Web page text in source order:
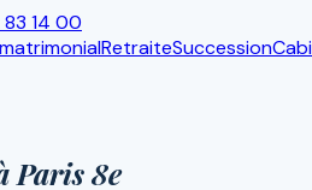
83 14 00
RetraiteSuccession
Paris 8e